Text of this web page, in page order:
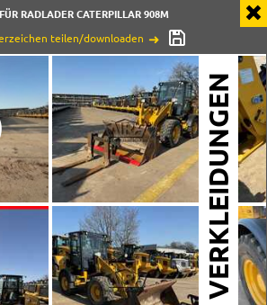
RADLADER CATERPILLAR 908M
teilen/downloaden
VERKLEIDUNGEN